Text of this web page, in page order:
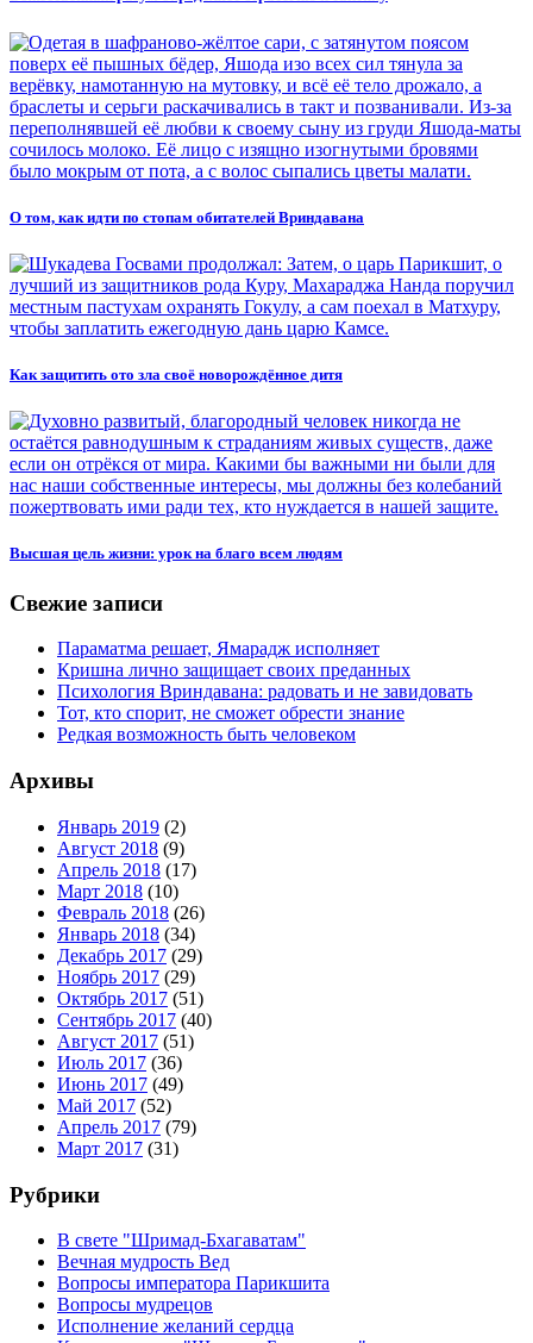
О том, как идти по стопам обитателей Вриндавана
Как защитить ото зла своё новорождённое дитя
Высшая цель жизни: урок на благо всем людям
Свежие записи
Параматма решает, Ямарадж исполняет
Кришна лично защищает своих преданных
Психология Вриндавана: радовать и не завидовать
Тот, кто спорит, не сможет обрести знание
Редкая возможность быть человеком
Архивы
Январь 2019 (2)
Август 2018 (9)
Апрель 2018 (17)
Март 2018 (10)
Февраль 2018 (26)
Январь 2018 (34)
Декабрь 2017 (29)
Ноябрь 2017 (29)
Октябрь 2017 (51)
Сентябрь 2017 (40)
Август 2017 (51)
Июль 2017 (36)
Июнь 2017 (49)
Май 2017 (52)
Апрель 2017 (79)
Март 2017 (31)
Рубрики
В свете "Шримад-Бхагаватам"
Вечная мудрость Вед
Вопросы императора Парикшита
Вопросы мудрецов
Исполнение желаний сердца